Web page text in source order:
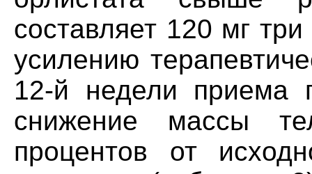
составляет 120 мг
усилению
12-й недели приема
снижение массы
процентов от